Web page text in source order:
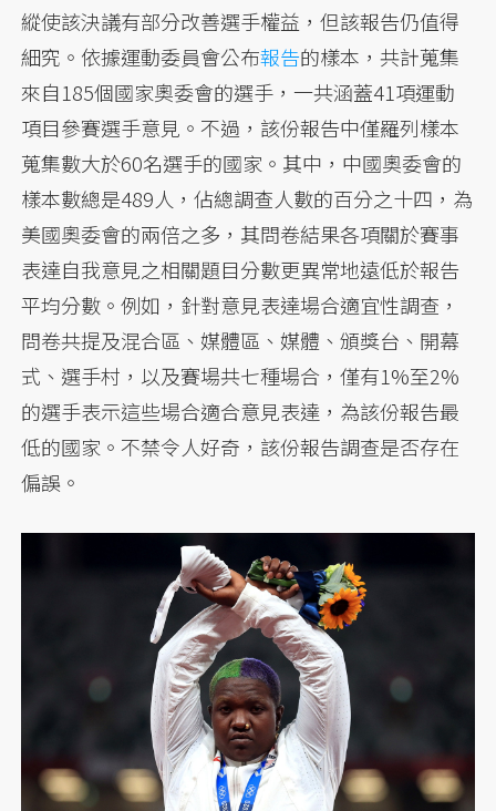
縱使該決議有部分改善選手權益，但該報告仍值得
細究。依據運動委員會公布報告的樣本，共計蒐集
來自185個國家奧委會的選手，一共涵蓋41項運動
項目參賽選手意見。不過，該份報告中僅羅列樣本
蒐集數大於60名選手的國家。其中，中國奧委會的
樣本數總是489人，佔總調查人數的百分之十四，為
美國奧委會的兩倍之多，其問卷結果各項關於賽事
表達自我意見之相關題目分數更異常地遠低於報告
平均分數。例如，針對意見表達場合適宜性調查，
問卷共提及混合區、媒體區、媒體、頒獎台、開幕
式、選手村，以及賽場共七種場合，僅有1%至2%
的選手表示這些場合適合意見表達，為該份報告最
低的國家。不禁令人好奇，該份報告調查是否存在
偏誤。